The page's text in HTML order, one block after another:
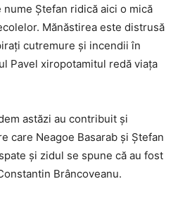
Ștefan ridică aici o mică
Mănăstirea este distrusă
cutremure și incendii în
Pavel xiropotamitul redă viața
astăzi au contribuit și
care Neagoe Basarab și Ștefan
și zidul se spune că au fost
Brâncoveanu.